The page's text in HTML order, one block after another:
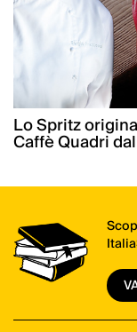
Lo Spritz
Caffè Quadri